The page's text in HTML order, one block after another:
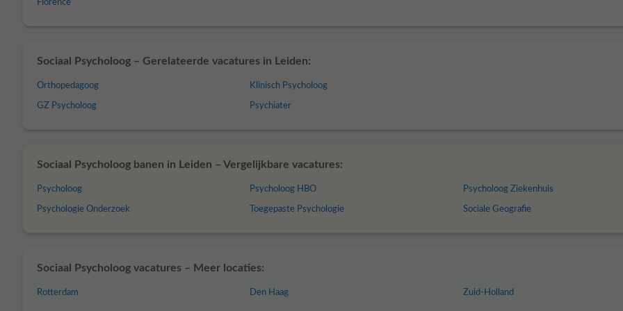
Florence
Sociaal Psycholoog – Gerelateerde vacatures in Leiden:
Orthopedagoog
GZ Psycholoog
Klinisch Psycholoog
Psychiater
Sociaal Psycholoog banen in Leiden – Vergelijkbare vacatures:
Psycholoog
Psychologie Onderzoek
Psycholoog HBO
Toegepaste Psychologie
Psycholoog Ziekenhuis
Sociale Geografie
Sociaal Psycholoog vacatures – Meer locaties:
Rotterdam Den Haag Zuid-Holland